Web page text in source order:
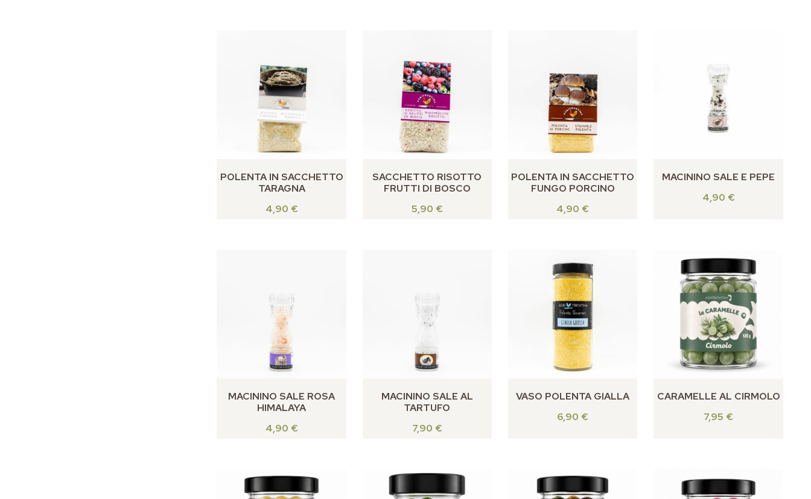
POLENTA IN SACCHETTO
TARAGNA
4,90 €
SACCHETTO RISOTTO
FRUTTI DI BOSCO
5,90 €
POLENTA IN SACCHETTO
FUNGO PORCINO
4,90 €
MACININO SALE E PEPE
4,90 €
MACININO SALE ROSA
HIMALAYA
4,90 €
MACININO SALE AL
TARTUFO
7,90 €
VASO POLENTA GIALLA
6,90 €
CARAMELLE AL CIRMOLO
7,95 €